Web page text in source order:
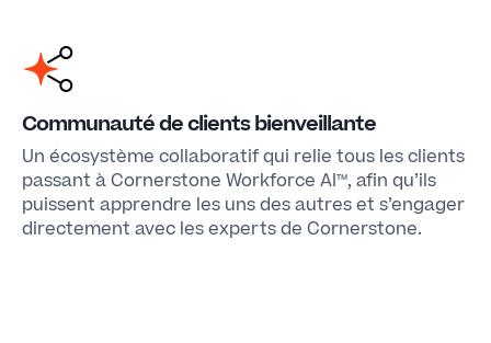
Communauté de clients bienveillante
Un écosystème collaboratif qui relie tous les clients
passant à Cornerstone Workforce AI™, afin qu’ils
puissent apprendre les uns des autres et s’engager
directement avec les experts de Cornerstone.